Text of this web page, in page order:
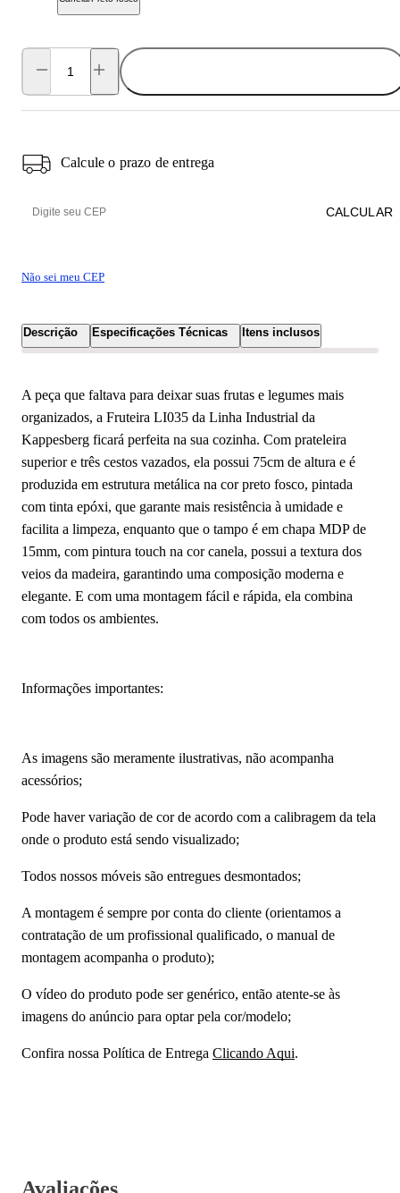
Calcule o prazo de entrega
Não sei meu CEP
CALCULAR
Descrição Especificações Técnicas Itens inclusos
A peça que faltava para deixar suas frutas e legumes mais
organizados, a Fruteira LI035 da Linha Industrial da
Kappesberg ficará perfeita na sua cozinha. Com prateleira
superior e três cestos vazados, ela possui 75cm de altura e é
produzida em estrutura metálica na cor preto fosco, pintada
com tinta epóxi, que garante mais resistência à umidade e
facilita a limpeza, enquanto que o tampo é em chapa MDP de
15mm, com pintura touch na cor canela, possui a textura dos
veios da madeira, garantindo uma composição moderna e
elegante. E com uma montagem fácil e rápida, ela combina
com todos os ambientes.
Informações importantes:
As imagens são meramente ilustrativas, não acompanha
acessórios;
Pode haver variação de cor de acordo com a calibragem da tela
onde o produto está sendo visualizado;
Todos nossos móveis são entregues desmontados;
A montagem é sempre por conta do cliente (orientamos a
contratação de um profissional qualificado, o manual de
montagem acompanha o produto);
O vídeo do produto pode ser genérico, então atente-se às
imagens do anúncio para optar pela cor/modelo;
Confira nossa Política de Entrega Clicando Aqui.
Avaliações